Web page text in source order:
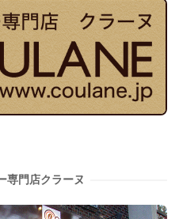
専門店クラーヌ